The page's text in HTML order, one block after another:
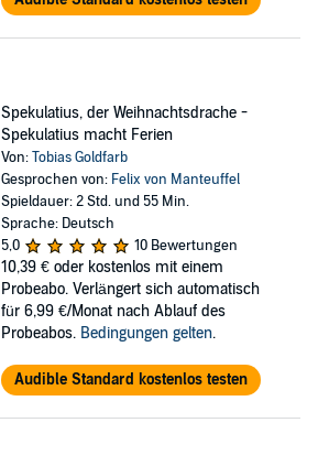
Spekulatius, der Weihnachtsdrache -
Spekulatius macht Ferien
Von:Tobias Goldfarb
Gesprochen von: Felix von Manteuffel
Spieldauer: 2 Std. und 55 Min.
Sprache: Deutsch
5,0
10 Bewertungen
10,39 € oder kostenlos mit einem
Probeabo. Verlängert sich automatisch
für 6,99 €/Monat nach Ablauf des
Probeabos. Bedingungen gelten.
Audible Standard kostenlos testen